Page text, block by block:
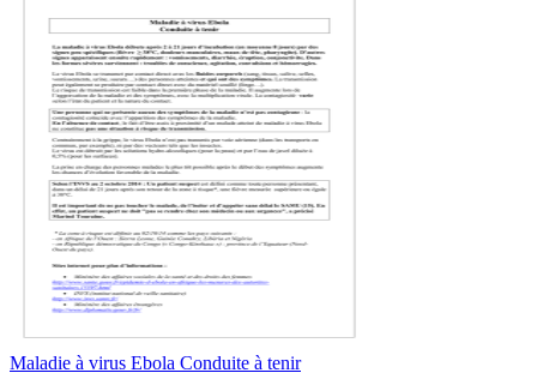
Maladie à virus Ebola Conduite à tenir